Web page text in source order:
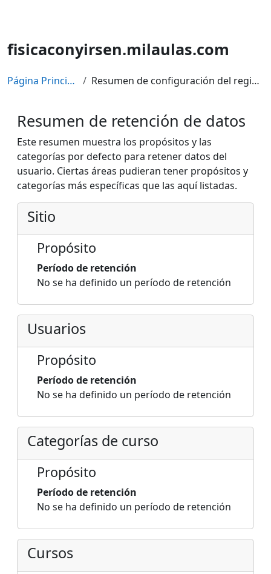
fisicaconyirsen.milaulas.com
Página Principal Resumen de configuración del registro
Resumen de retención de datos
Este resumen muestra los propósitos y las
categorías por defecto para retener datos del
usuario. Ciertas áreas pudieran tener propósitos y
categorías más específicas que las aquí listadas.
Sitio
Propósito
Período de retención
No se ha definido un período de retención
Usuarios
Propósito
Período de retención
No se ha definido un período de retención
Categorías de curso
Propósito
Período de retención
No se ha definido un período de retención
Cursos